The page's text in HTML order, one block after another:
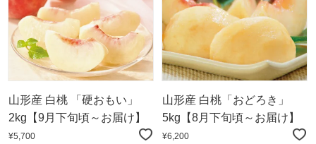
山形産 白桃 「硬おもい」
2kg【9月下旬頃～お届け】
¥5,700
山形産 白桃「おどろき」
5kg【8月下旬頃～お届け】
¥6,200